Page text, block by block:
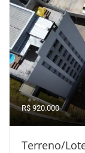
R$ 920.000
Terreno/